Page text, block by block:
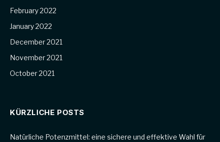
February 2022
January 2022
December 2021
November 2021
October 2021
KÜRZLICHE POSTS
Natürliche Potenzmittel: eine sichere und effektive Wahl für